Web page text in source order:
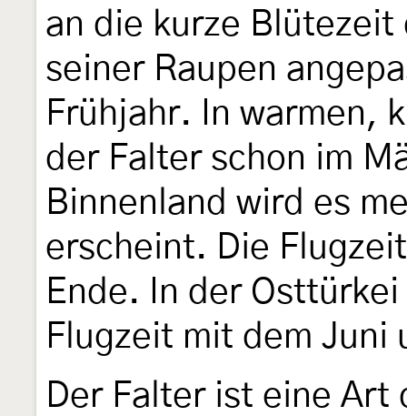
an die kurze
seiner Raupen
Frühjahr. In warmen,
der Falter schon im
Binnenland wird es
erscheint. Die
Ende. In der
Flugzeit mit dem Juni
Der Falter ist eine